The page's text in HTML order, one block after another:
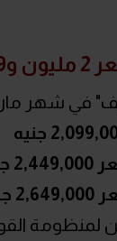
في شهر